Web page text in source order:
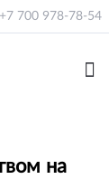
+7 700 978-78-54
на